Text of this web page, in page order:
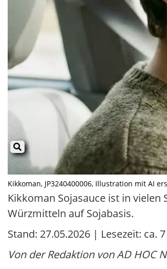
Kikkoman, JP3240400006, Illustration mit AI
Kikkoman Sojasauce ist in
Würzmitteln auf Sojabasis.
Stand: 27.05.2026 | Lesezeit: ca.
Von der Redaktion von AD HOC